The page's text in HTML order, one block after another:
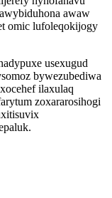
awaw
omic lufoleqokijogy
usexugud
bywezubediwa
ilaxulaq
zoxararosihogi